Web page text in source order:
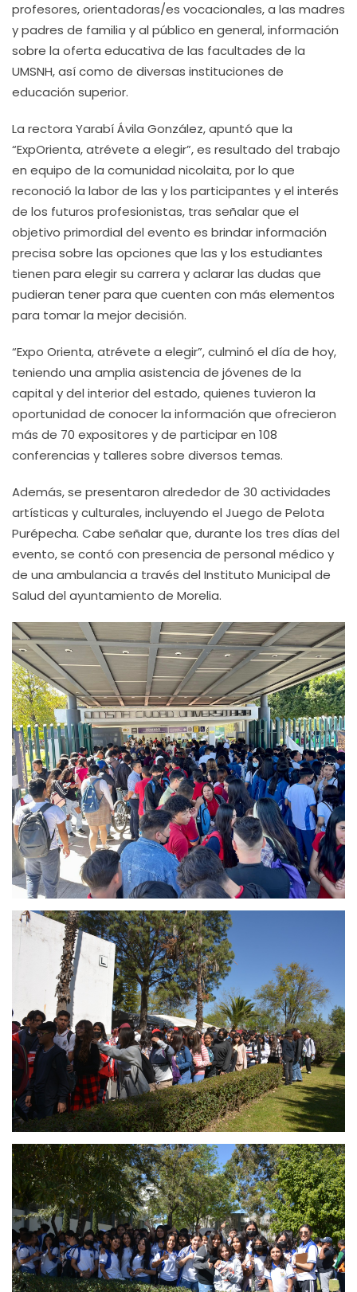
profesores, orientadoras/es vocacionales, a las madres
y padres de familia y al público en general, información
sobre la oferta educativa de las facultades de la
UMSNH, así como de diversas instituciones de
educación superior.
La rectora Yarabí Ávila González, apuntó que la
“ExpOrienta, atrévete a elegir”, es resultado del trabajo
en equipo de la comunidad nicolaita, por lo que
reconoció la labor de las y los participantes y el interés
de los futuros profesionistas, tras señalar que el
objetivo primordial del evento es brindar información
precisa sobre las opciones que las y los estudiantes
tienen para elegir su carrera y aclarar las dudas que
pudieran tener para que cuenten con más elementos
para tomar la mejor decisión.
“Expo Orienta, atrévete a elegir”, culminó el día de hoy,
teniendo una amplia asistencia de jóvenes de la
capital y del interior del estado, quienes tuvieron la
oportunidad de conocer la información que ofrecieron
más de 70 expositores y de participar en 108
conferencias y talleres sobre diversos temas.
Además, se presentaron alrededor de 30 actividades
artísticas y culturales, incluyendo el Juego de Pelota
Purépecha. Cabe señalar que, durante los tres días del
evento, se contó con presencia de personal médico y
de una ambulancia a través del Instituto Municipal de
Salud del ayuntamiento de Morelia.